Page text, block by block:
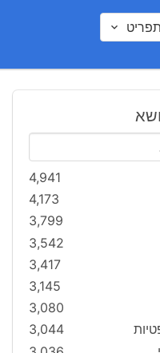
תפריט
4,941
4,173
3,799
3,542
3,417
3,145
3,080
3,044